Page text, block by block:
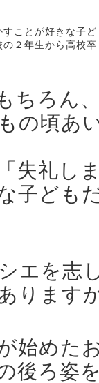
ことが好きな子ど
２年生から高校卒
ちろん
の頃あ
失礼し
子ども
エを志
ります
始めた
後ろ姿